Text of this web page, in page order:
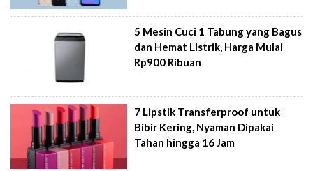
5 Mesin Cuci 1 Tabung yang Bagus
dan Hemat Listrik, Harga Mulai
Rp900 Ribuan
7 Lipstik Transferproof untuk
Bibir Kering, Nyaman Dipakai
Tahan hingga 16 Jam